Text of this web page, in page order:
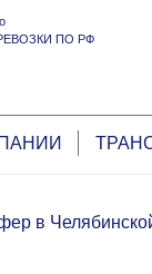
ПО РФ
в